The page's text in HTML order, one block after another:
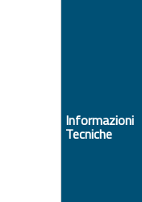
Informazioni
Tecniche